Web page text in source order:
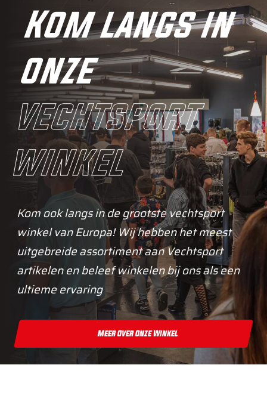
Kom langs in
onze
vechtsport
winkel
Kom ook langs in de grootste vechtsport
winkel van Europa! Wij hebben het meest
uitgebreide assortiment aan Vechtsport
artikelen en beleef winkelen bij ons als een
ultieme ervaring
Meer Over Onze Winkel